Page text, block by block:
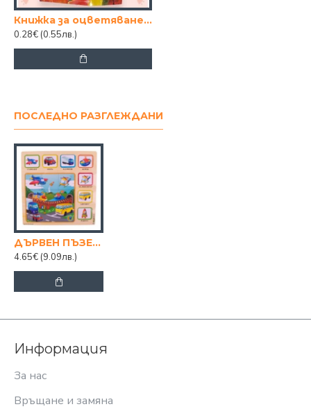
Книжка за оцветяване 21х14
0.28€ (0.55лв.)
ПОСЛЕДНО РАЗГЛЕЖДАНИ
ДЪРВЕН ПЪЗЕЛ ПРЕВОЗНИ СРЕДСТВА
4.65€ (9.09лв.)
Информация
За нас
Връщане и замяна